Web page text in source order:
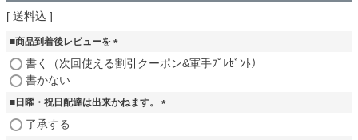
送料込
■商品到着後レビューを
(
)
書く（次回使える割引クーポン&軍手ﾌﾟﾚｾﾞﾝﾄ）
書かない
■日曜・祝日配達は出来かねます。
了承する